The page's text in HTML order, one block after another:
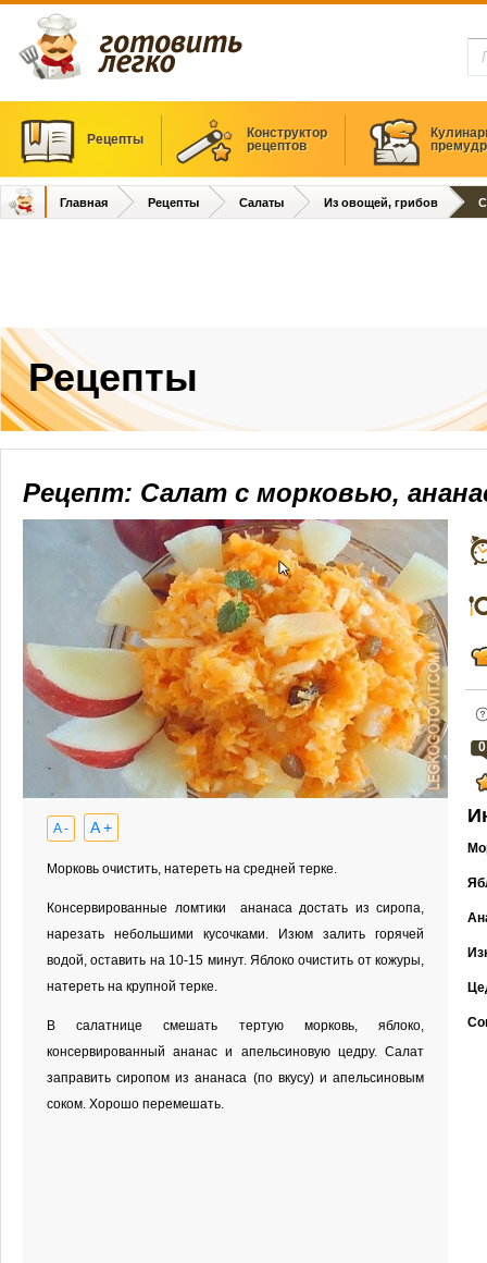
Рецепты
Конструктор
рецептов
Главная Рецепты Салаты Из овощей, грибов
Рецепты
Рецепт: Салат с морковью,
A - A +
Морковь очистить, натереть на средней терке.
Консервированные ломтики ананаса достать из сиропа,
нарезать небольшими кусочками. Изюм залить горячей
водой, оставить на 10-15 минут. Яблоко очистить от кожуры,
натереть на крупной терке.
В салатнице смешать тертую морковь, яблоко,
консервированный ананас и апельсиновую цедру. Салат
заправить сиропом из ананаса (по вкусу) и апельсиновым
соком. Хорошо перемешать.
0